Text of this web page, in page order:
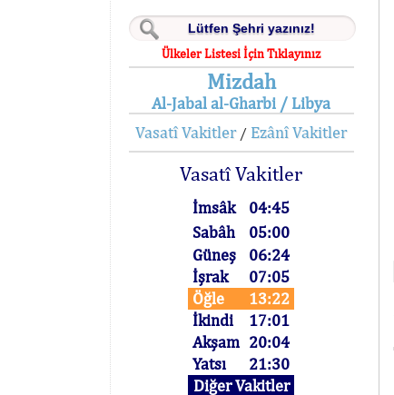
Ülkeler Listesi İçin Tıklayınız
Mizdah
Al-Jabal al-Gharbi / Libya
Vasatî Vakitler/ Ezânî Vakitler
Vasatî Vakitler
İmsâk
04:45
Sabâh
05:00
Güneş
06:24
İşrak
07:05
Öğle
13:22
İkindi
17:01
Akşam 20:04
Yatsı
21:30
Diğer Vakitler